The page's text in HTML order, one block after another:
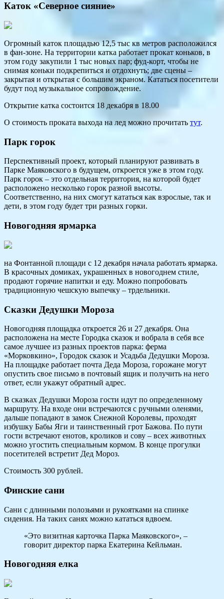
Каток «Северное сияние»
Огромный каток площадью 12,5 тыс кв метров расположился
в фан-зоне. На территории катка работает прокат коньков, в
этом году закупили 1 тыс новых пар; фуд-корт, чтобы не
снимая коньки подкрепиться и отдохнуть; две сцены –
закрытая и открытая с большим экраном. Кататься посетители
будут под музыкальное сопровождение.
Открытие катка состоится 18 декабря в 18.00
О стоимость проката выхода на лед можно прочитать тут.
Парк горок
Перспективный проект, который планируют развивать в
Парке Маяковского в будущем, откроется уже в этом году.
Парк горок – это отдельная территория, на которой будет
расположено несколько горок разной высоты.
Соответственно, на них смогут кататься как взрослые, так и
дети, в этом году будет три разных горки.
Новогодняя ярмарка
на Фонтанной площади с 12 декабря начала работать ярмарка.
В красочных домиках, украшенных в новогоднем стиле,
продают горячие напитки и еду. Можно попробовать
традиционную чешскую выпечку – трдельники.
Сказки Дедушки Мороза
Новогодняя площадка откроется 26 и 27 декабря. Она
расположена на месте Городка сказок и вобрала в себя все
самое лучшее из разных проектов парка: ферма
«Морковкино», Городок сказок и Усадьба Дедушки Мороза.
На площадке работает почта Деда Мороза, горожане могут
опустить свое письмо в почтовый ящик и получить на него
ответ, если укажут обратный адрес.
В сказках Дедушки Мороза гости идут по определенному
маршруту. На входе они встречаются с ручными оленями,
дальше попадают в замок Снежной Королевы, проходят
избушку Бабы Яги и таинственный грот Бажова. По пути
гости встречают енотов, кроликов и сову – всех животных
можно угостить специальным кормом. В конце прогулки
посетителей встретит Дед Мороз.
Стоимость 300 рублей.
Финские сани
Сани с длинными полозьями и рукоятками на спинке
сидения. На таких санях можно кататься вдвоем.
«Это визитная карточка Парка Маяковского», –
говорит директор парка Екатерина Кейльман.
Новогодняя елка